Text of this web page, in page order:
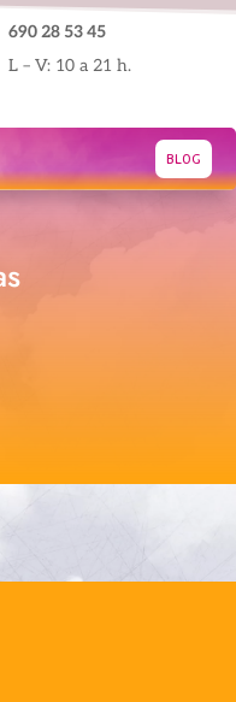
690 28 53 45
L – V: 10 a 21 h.
BLOG